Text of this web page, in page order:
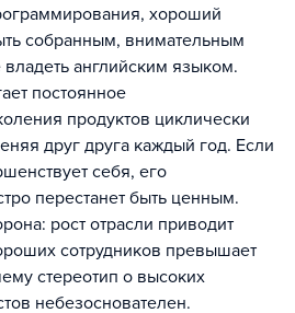
хороший
собранным, внимательным
английским языком.
постоянное
продуктов циклически
друг друга каждый год. Если
себя, его
перестанет быть ценным.
рост отрасли приводит
сотрудников превышает
стереотип о высоких
небезоснователен.